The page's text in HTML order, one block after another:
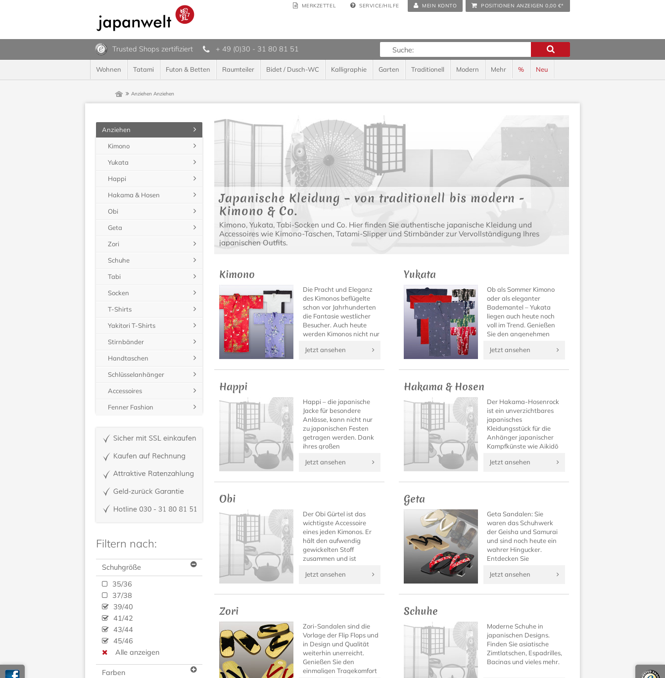
MERKZETTEL SERVICE/HILFE MEIN KONTO POSITIONEN ANZEIGEN 0,00 €*
Trusted Shops zertifiziert + 49 (0)30 - 31 80 81 51
Wohnen Tatami Futon & Betten Raumteiler Bidet / Dusch-WC Kalligraphie Garten Traditionell Modern Mehr % Neu
AnziehenAnziehen
Japanische Kleidung – von traditionell bis modern -
Kimono & Co.
Kimono, Yukata, Tabi-Socken und Co. Hier finden Sie authentische japanische Kleidung und
Accessoires wie Kimono-Taschen, Tatami-Slipper und Stirnbänder zur Vervollständigung Ihres
japanischen Outfits.
Kimono
Die Pracht und Eleganz
des Kimonos beflügelte
schon vor Jahrhunderten
die Fantasie westlicher
Besucher. Auch heute
werden Kimonos nicht nur
berühmten Geishas
Jetzt ansehen
Yukata
Ob als Sommer Kimono
oder als eleganter
Bademantel – Yukata
liegen auch heute noch
voll im Trend. Genießen
Sie den angenehmen
wundervoll verspielten
Kleidungsstücks aus
Jetzt ansehen
Happi
Happi – die japanische
Jacke für besondere
Anlässe, kann nicht nur
zu japanischen Festen
getragen werden. Dank
ihres großen
auch zu anderen
Blickfang.
Jetzt ansehen
Hakama & Hosen
Der Hakama-Hosenrock
ist ein unverzichtbares
japanisches
Kleidungsstück für die
Anhänger japanischer
Kampfkünste wie Aikidō
selbst ein komplettes,
Outfit besitzen möchten.
Jetzt ansehen
Obi
Der Obi Gürtel ist das
wichtigste Accessoire
eines jeden Kimonos. Er
hält den aufwendig
gewickelten Stoff
zusammen und ist
besonderer Blickfang
Teil eines Kimono Outfits.
Jetzt ansehen
Geta
Geta Sandalen: Sie
waren das Schuhwerk
der Geisha und Samurai
und sind noch heute ein
wahrer Hingucker.
Entdecken Sie
Schuhe neu und
Kimono Outfit auf
Jetzt ansehen
Zori
Zori-Sandalen sind die
Vorlage der Flip Flops und
in Design und Qualität
weiterhin unerreicht.
Genießen Sie den
einmaligen Tragekomfort
Schuhe
Moderne Schuhe in
japanischen Designs.
Finden Sie asiatische
Zimtlatschen, Espadrilles,
Bacinas und vieles mehr.
Anziehen
Kimono
Yukata
Happi
Hakama & Hosen
Obi
Geta
Zori
Schuhe
Tabi
Socken
T-Shirts
Yakitori T-Shirts
Stirnbänder
Handtaschen
Schlüsselanhänger
Accessoires
Fenner Fashion
Filtern nach:
Schuhgröße
35/36
37/38
39/40
41/42
43/44
45/46
Alle anzeigen
Farben